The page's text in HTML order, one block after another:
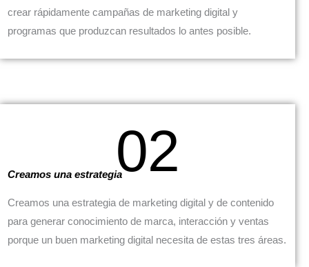
crear rápidamente campañas de marketing digital y
programas que produzcan resultados lo antes posible.
02
Creamos una estrategia
Creamos una estrategia de marketing digital y de contenido
para generar conocimiento de marca, interacción y ventas
porque un buen marketing digital necesita de estas tres áreas.